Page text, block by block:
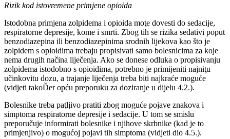
Rizik kod istovremene primjene opioida
Istodobna primjena zolpidema i opioida moţe dovesti do sedacije,
respiratorne depresije, kome i smrti. Zbog tih se rizika sedativi poput
benzodiazepina ili benzodiazepinima srodnih lijekova kao što je
zolpidem s opioidima trebaju propisivati samo bolesnicima za koje
nema drugih načina liječenja. Ako se donese odluka o propisivanju
zolpidema istodobno s opioidima, potrebno je primijeniti najniţu
učinkovitu dozu, a trajanje liječenja treba biti najkraće moguće
(vidjeti takoĎer opću preporuku za doziranje u dijelu 4.2.).
Bolesnike treba paţljivo pratiti zbog moguće pojave znakova i
simptoma respiratorne depresije i sedacije. U tom se smislu
preporučuje informirati bolesnike i njihove skrbnike (kad je to
primjenjivo) o mogućoj pojavi tih simptoma (vidjeti dio 4.5.).